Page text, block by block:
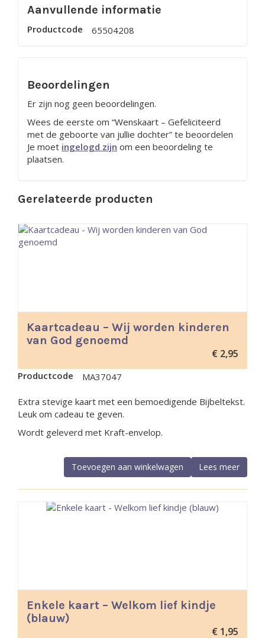
Aanvullende informatie
Productcode 65504208
Beoordelingen
Er zijn nog geen beoordelingen.
Wees de eerste om “Wenskaart – Gefeliciteerd
met de geboorte van jullie dochter” te beoordelen
Je moet ingelogd zijn om een beoordeling te
plaatsen.
Gerelateerde producten
Kaartcadeau – Wij worden kinderen
van God genoemd
€ 2,95
Productcode MA37047
Extra stevige kaart met een bemoedigende Bijbeltekst.
Leuk om cadeau te geven.
Wordt geleverd met Kraft-envelop.
Lees meer
Toevoegen aan winkelwagen
Enkele kaart – Welkom lief kindje
(blauw)
€ 1,95